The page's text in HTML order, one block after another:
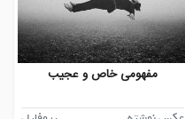
مفهومی خاص و عجیب